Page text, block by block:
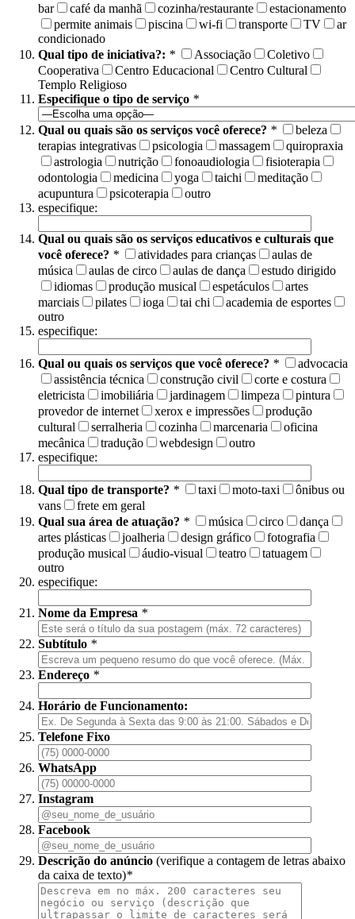
bar
café da manhã cozinha/restaurante
estacionamento
permite animais
piscina wi-fi transporte TV
ar
condicionado
Qual tipo de iniciativa?: * Associação
Coletivo
Cooperativa
Centro Educacional
Centro Cultural
Templo Religioso
Especifique o tipo de serviço *
Qual ou quais são os serviços você oferece? *
beleza
terapias integrativas
psicologia massagem
quiropraxia
astrologia
nutrição fonoaudiologia
fisioterapia
odontologia
medicina yoga taichi
meditação
acupuntura
psicoterapia
outro
especifique:
Qual ou quais são os serviços educativos e culturais que
você oferece? * atividades para crianças
aulas de
música
aulas de circo aulas de dança
estudo dirigido
idiomas
produção musical espetáculos
artes
marciais
pilates ioga tai chi
academia de esportes
outro
especifique:
Qual ou quais os serviços que você oferece? *
advocacia
assistência técnica
construção civil
corte e costura
eletricista
imobiliária jardinagem limpeza
pintura
provedor de internet
xerox e impressões
produção
cultural
serralheria cozinha marcenaria
oficina
mecânica
tradução webdesign
outro
especifique:
Qual tipo de transporte? * taxi moto-taxi
ônibus ou
vans
frete em geral
Qual sua área de atuação? * música circo
dança
artes plásticas
joalheria design gráfico
fotografia
produção musical
áudio-visual teatro
tatuagem
outro
especifique:
Nome da Empresa *
Subtítulo *
Endereço *
Horário de Funcionamento:
Telefone Fixo
WhatsApp
Instagram
Facebook
Descrição do anúncio (verifique a contagem de letras abaixo
da caixa de texto)*